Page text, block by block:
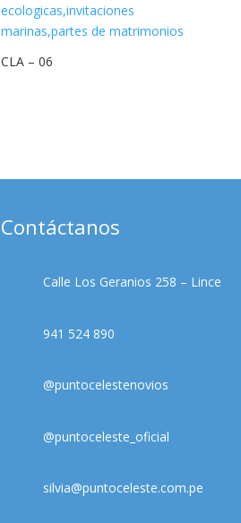
CLA – 06
Contáctanos
Calle Los Geranios 258 – Lince
941 524 890
@puntocelestenovios
@puntoceleste_oficial
silvia@puntoceleste.com.pe